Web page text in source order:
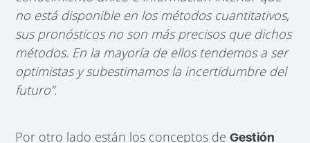
no está disponible en los métodos cuantitativos,
sus pronósticos no son más precisos que dichos
métodos. En la mayoría de ellos tendemos a ser
optimistas y subestimamos la incertidumbre del
futuro”.
Por otro lado están los conceptos deGestión